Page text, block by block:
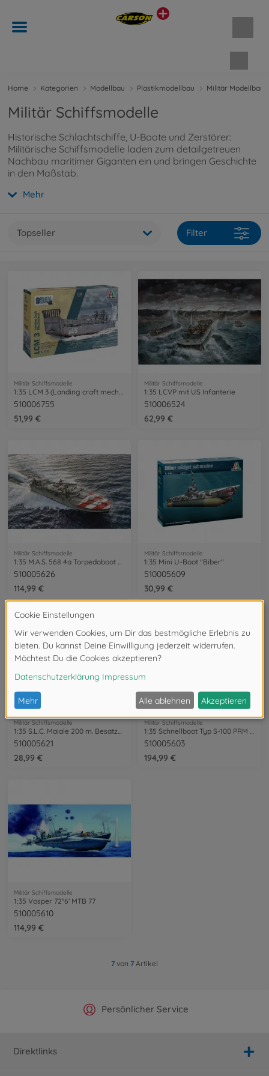
Home Kategorien Modellbau Plastikmodellbau Militär Modellbau
Militär Schiffsmodelle
Historische Schlachtschiffe, U-Boote und Zerstörer:
Militärische Schiffsmodelle laden zum detailgetreuen
Nachbau maritimer Giganten ein und bringen Geschichte
in den Maßstab.
Mehr
Topseller Filter
Militär Schiffsmodelle
1:35 LCM 3 (Landing craft mechanized)
510006755
51,99 €
Militär Schiffsmodelle
1:35 LCVP mit US Infanterie
510006524
62,99 €
Militär Schiffsmodelle
510005626
114,99 €
Militär Schiffsmodelle
1:35 Mini U-Boot "Biber"
510005609
30,99 €
Militär Schiffsmodelle
1:35 S.L.C. Maiale 200 m. Besatzung (2)
510005621
28,99 €
Militär Schiffsmodelle
1:35 Schnellboot Typ S-100 PRM Edition
510005603
194,99 €
Militär Schiffsmodelle
1:35 Vosper 72''6' MTB 77
510005610
114,99 €
7 von 7 Artikel
Offizieller Hersteller Shop
Persönlicher Service
Versandkostenfrei ab 25€
Schnelle Lieferung
Direktlinks